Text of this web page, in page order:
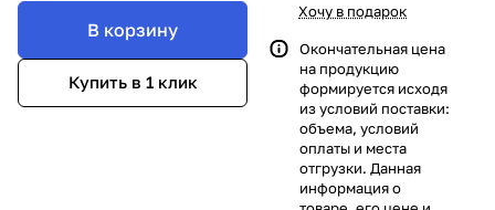
В корзину
Купить в 1 клик
Хочу в подарок
Окончательная цена
на продукцию
формируется исходя
из условий поставки:
объема, условий
оплаты и места
отгрузки. Данная
информация о